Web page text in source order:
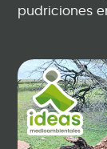
pudriciones